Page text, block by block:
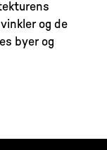
og de
byer og